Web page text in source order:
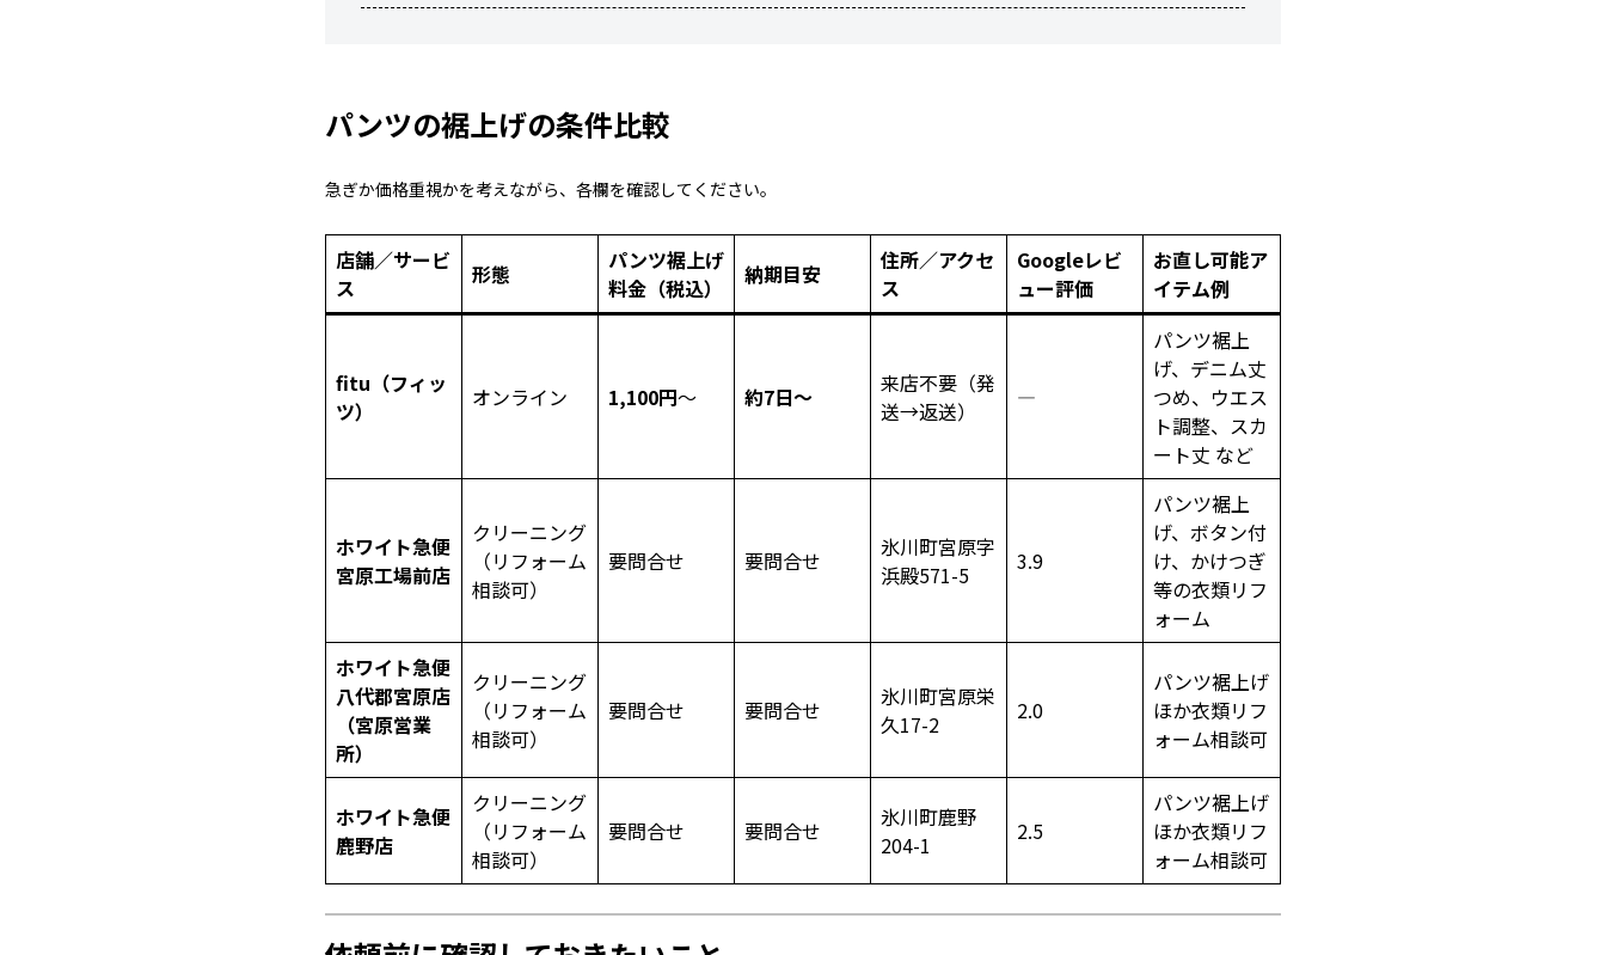
パンツの裾上げの条件比較
急ぎか価格重視かを考えながら、各欄を確認してください。
店舗／サービ
ス
形態
パンツ裾上げ
料金（税込）
納期目安
住所／アクセ
ス
Googleレビ
ュー評価
お直し可能ア
イテム例
fitu（フィッ
ツ）
オンライン 1,100円～ 約7日～
来店不要（発
送→返送）
―
パンツ裾上
げ、デニム丈
つめ、ウエス
ト調整、スカ
ート丈 など
ホワイト急便
宮原工場前店
クリーニング
（リフォーム
相談可）
要問合せ 要問合せ
氷川町宮原字
浜殿571-5
3.9
パンツ裾上
げ、ボタン付
け、かけつぎ
等の衣類リフ
ォーム
ホワイト急便
八代郡宮原店
（宮原営業
所）
クリーニング
（リフォーム
相談可）
要問合せ 要問合せ
氷川町宮原栄
久17-2
2.0
パンツ裾上げ
ほか衣類リフ
ォーム相談可
ホワイト急便
鹿野店
クリーニング
（リフォーム
相談可）
要問合せ 要問合せ
氷川町鹿野
204-1
2.5
パンツ裾上げ
ほか衣類リフ
ォーム相談可